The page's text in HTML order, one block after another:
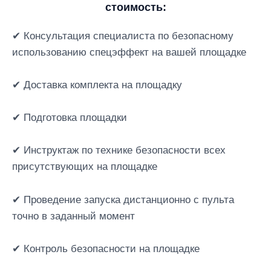
стоимость:
✔ Консультация специалиста по безопасному
использованию спецэффект на вашей площадке
✔ Доставка комплекта на площадку
✔ Подготовка площадки
✔ Инструктаж по технике безопасности всех
присутствующих на площадке
✔ Проведение запуска дистанционно с пульта
точно в заданный момент
✔ Контроль безопасности на площадке